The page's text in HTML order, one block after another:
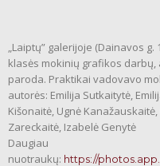
„Laiptų” galerijoje (Dainavos g.
klasės mokinių grafikos
paroda. Praktikai vadovavo
autorės: Emilija Sutkaitytė,
Kišonaitė, Ugnė
Zareckaitė, Izabelė Genytė
Daugiau
nuotraukų: https://